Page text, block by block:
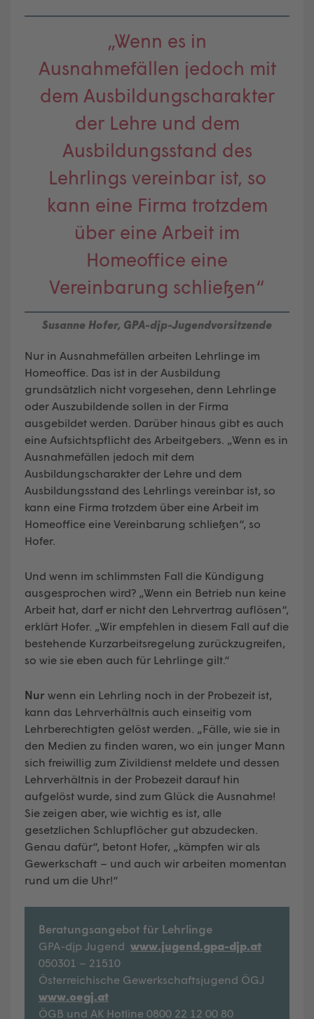
„Wenn es in
Ausnahmefällen jedoch mit
dem Ausbildungscharakter
der Lehre und dem
Ausbildungsstand des
Lehrlings vereinbar ist, so
kann eine Firma trotzdem
über eine Arbeit im
Homeoffice eine
Vereinbarung schließen“
Susanne Hofer, GPA-djp-Jugendvorsitzende
Nur in Ausnahmefällen arbeiten Lehrlinge im
Homeoffice. Das ist in der Ausbildung
grundsätzlich nicht vorgesehen, denn Lehrlinge
oder Auszubildende sollen in der Firma
ausgebildet werden. Darüber hinaus gibt es auch
eine Aufsichtspflicht des Arbeitgebers. „Wenn es in
Ausnahmefällen jedoch mit dem
Ausbildungscharakter der Lehre und dem
Ausbildungsstand des Lehrlings vereinbar ist, so
kann eine Firma trotzdem über eine Arbeit im
Homeoffice eine Vereinbarung schließen“, so
Hofer.
Und wenn im schlimmsten Fall die Kündigung
ausgesprochen wird? „Wenn ein Betrieb nun keine
Arbeit hat, darf er nicht den Lehrvertrag auflösen“,
erklärt Hofer. „Wir empfehlen in diesem Fall auf die
bestehende Kurzarbeitsregelung zurückzugreifen,
so wie sie eben auch für Lehrlinge gilt.“
Nur wenn ein Lehrling noch in der Probezeit ist,
kann das Lehrverhältnis auch einseitig vom
Lehrberechtigten gelöst werden. „Fälle, wie sie in
den Medien zu finden waren, wo ein junger Mann
sich freiwillig zum Zivildienst meldete und dessen
Lehrverhältnis in der Probezeit darauf hin
aufgelöst wurde, sind zum Glück die Ausnahme!
Sie zeigen aber, wie wichtig es ist, alle
gesetzlichen Schlupflöcher gut abzudecken.
Genau dafür“, betont Hofer, „kämpfen wir als
Gewerkschaft – und auch wir arbeiten momentan
rund um die Uhr!“
Beratungsangebot für Lehrlinge
GPA-djp Jugend www.jugend.gpa-djp.at
050301 – 21510
Österreichische Gewerkschaftsjugend ÖGJ
www.oegj.at
ÖGB und AK Hotline 0800 22 12 00 80